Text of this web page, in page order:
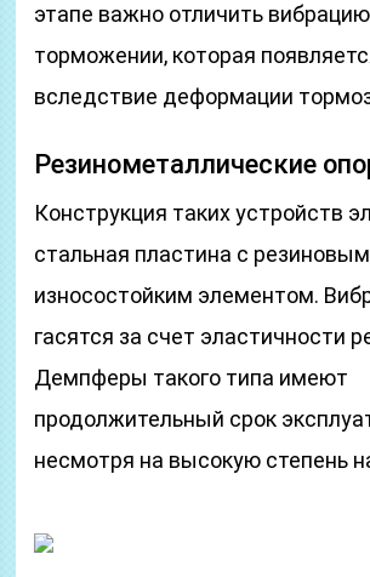
этапе важно отличить
торможении, которая
вследствие деформации
Резинометаллические
Конструкция таких устройств
стальная пластина с резиновым
износостойким элементом.
гасятся за счет эластичности
Демпферы такого типа имеют
продолжительный срок
несмотря на высокую степень